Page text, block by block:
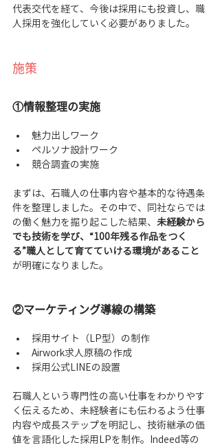
代表交代を経て、今後は採用にも投資し、職
人採用を強化していく必要がありました。
施策
①情報整理の実施
魅力出しワーク
ペルソナ設計ワーク
競合調査の実施
まずは、石職人の仕事内容や基本的な待遇条
件を整理しました。その中で、同社ならでは
の働く魅力を掘り起こした結果、 未経験から
でも技術を学び、“100年残る作品をつく
る”職人として育てていける環境があること
が明確になりました。
②マーケティング導線の構築
採用サイト（LP型）の制作
Airwork求人原稿の作成
採用公式LINEの設置
石職人という専門性の高い仕事をわかりやす
く伝えるため、未経験者にも伝わるよう仕事
内容や成長ステップを明記し、技術継承の価
値を言語化した採用LPを制作。Indeed等の